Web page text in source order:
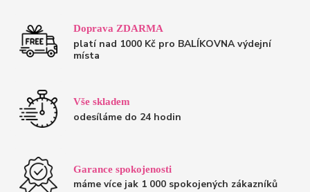
Doprava ZDARMA
platí nad 1000 Kč pro BALÍKOVNA výdejní
místa
Vše skladem
odesíláme do 24 hodin
Garance spokojenosti
máme více jak 1 000 spokojených zákazníků